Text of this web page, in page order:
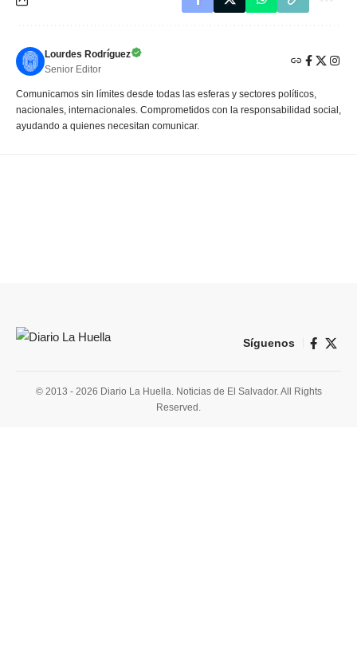
Lourdes Rodríguez
Senior Editor
Comunicamos sin límites desde todas las esferas y sectores políticos,
nacionales, internacionales. Comprometidos con la responsabilidad social,
ayudando a quienes necesitan comunicar.
Síguenos
© 2013 - 2026 Diario La Huella. Noticias de El Salvador. All Rights
Reserved.